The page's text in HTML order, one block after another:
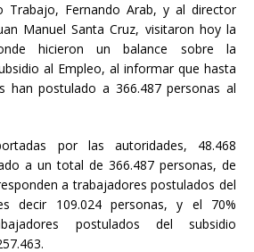
Trabajo, Fernando Arab, y al director
Manuel Santa Cruz, visitaron hoy la
hicieron un balance sobre la
al Empleo, al informar que hasta
han postulado a 366.487 personas al
por las autoridades, 48.468
a un total de 366.487 personas, de
a trabajadores postulados del
decir 109.024 personas, y el 70%
postulados del subsidio